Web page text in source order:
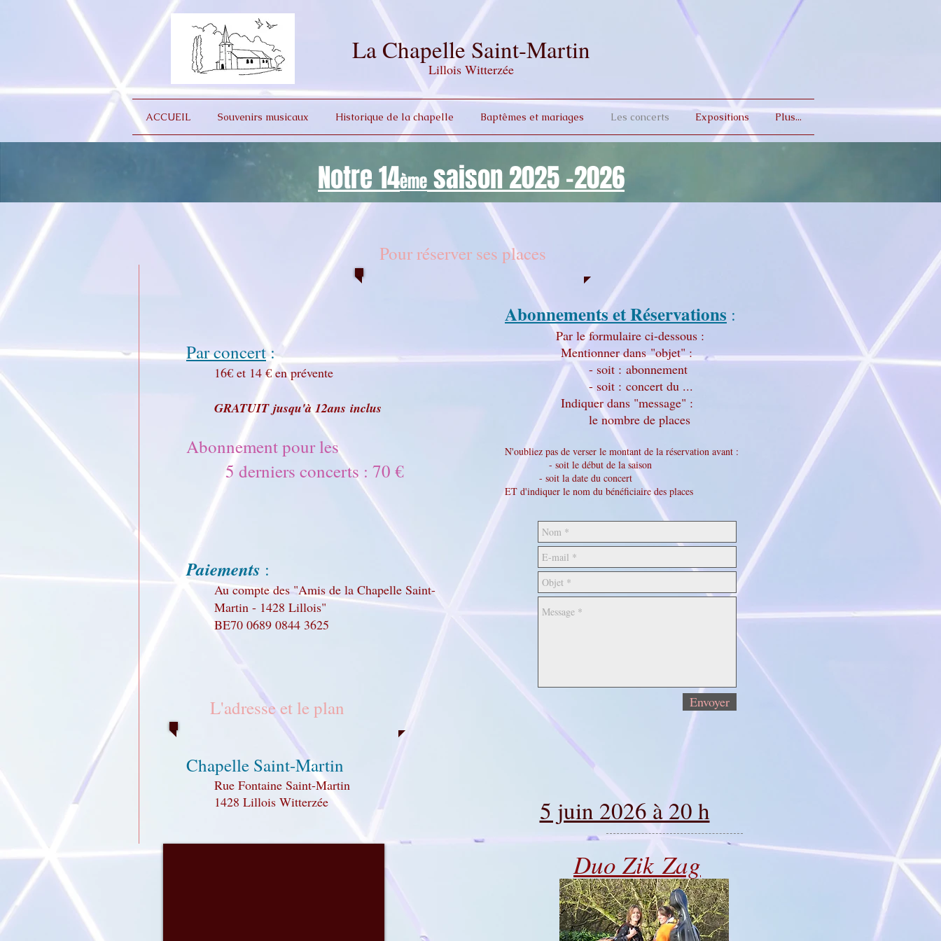
La Chapelle Saint-Martin
Lillois Witterzée
ACCUEIL Souvenirs musicaux Historique de la chapelle Baptêmes et mariages Les concerts Expositions Plus...
Notre 14ème saison 2025 -2026
Pour réserver ses places
Par concert:
16€ et 14 € en prévente​
GRATUITjusqu'à 12ans inclus
Abonnement pour les
5 derniers concerts : 70 €
Paiements :
Au compte des "Amis de la Chapelle Saint-
Martin - 1428 Lillois"
BE70 0689 0844 3625
L'adresse et le plan
Chapelle Saint-Martin
Rue Fontaine Saint-Martin
1428 Lillois Witterzée
Abonnements et Réservations :
Par le formulaire ci-dessous :
Mentionner dans "objet" :
- soit : abonnement
- soit : concert du ...
Indiquer dans "message" :
le nombre de places
N'oubliez pas de verser le montant de la réservation avant :
- soit le début de la saison
- soit la date du concert
ET d'indiquer le nom du bénéficiaire des places
Envoyer
5 juin 2026 à 20 h
Duo Zik Zag